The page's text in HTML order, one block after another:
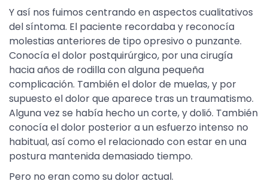
Y así nos fuimos centrando en aspectos cualitativos
del síntoma. El paciente recordaba y reconocía
molestias anteriores de tipo opresivo o punzante.
Conocía el dolor postquirúrgico, por una cirugía
hacia años de rodilla con alguna pequeña
complicación. También el dolor de muelas, y por
supuesto el dolor que aparece tras un traumatismo.
Alguna vez se había hecho un corte, y dolió. También
conocía el dolor posterior a un esfuerzo intenso no
habitual, así como el relacionado con estar en una
postura mantenida demasiado tiempo.
Pero no eran como su dolor actual.